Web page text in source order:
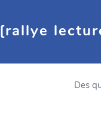
[rallye
Des